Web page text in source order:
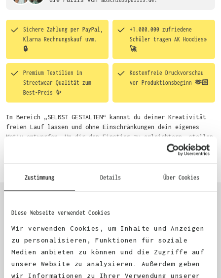
Zustimmung Details Über Cookies
Diese Webseite verwendet Cookies
Wir verwenden Cookies, um Inhalte und Anzeigen
zu personalisieren, Funktionen für soziale
Medien anbieten zu können und die Zugriffe auf
unsere Website zu analysieren. Außerdem geben
wir Informationen zu Ihrer Verwendung unserer
Sichere Zahlung per PayPal,
Klarna Rechnungskauf uvm.
🔒
+1.000.000 zufriedene
Schüler tragen AK Hoodies®
🚀
Premium Textilien in
Streetwear Qualität zum
Best-Preis ✨
Kostenfreie Druckvorschau
vor Produktionsbeginn 🫶🏻
Im Bereich „SELBST GESTALTEN“ kannst du deiner Kreativität
freien Lauf lassen und ohne Einschränkungen dein eigenes
Motiv entwerfen. Um dir den Einstieg zu erleichtern, stellen
wir eine von unseren Designern vorgefertigte Vorlage bereit.
Wähle einfach deine Wunsch-Produkte auf dieser Seite aus und
du auch bequem über das Bestellformular, per E-Mail oder
KUNDEN FEEDBACK 🫶
Excellent